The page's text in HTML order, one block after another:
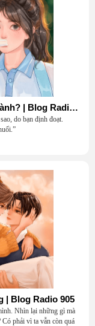
Bạn đã đánh đổi điều gì để trưởng thành? | Blog Radio 906
do bạn định đoạt.
| Blog Radio 905
Nhìn lại những gì mà
phải vì ta vẫn còn quá